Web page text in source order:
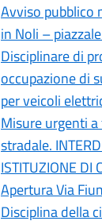
Avviso pubblico
in Noli –
Disciplinare di
occupazione di
per veicoli
Misure urgenti
stradale.
ISTITUZIONE DI
Apertura Via
Disciplina della